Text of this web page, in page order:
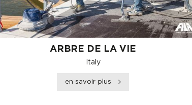
ARBRE DE LA VIE
Italy
en savoir plus